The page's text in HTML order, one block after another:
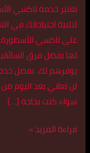
تعتبر خدمة تاكسي
لتلبية احتياجاتك في
على تاكسي
لها بفضل فرق
يوفرهم لك. بفضل
لن تعاني بعد اليوم
سواء كنت بحاجة […]
قراءة المزيد »